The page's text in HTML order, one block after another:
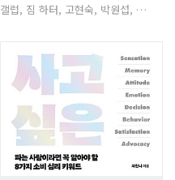
갤럽, 짐 하터, 고현숙, 박원섭, …